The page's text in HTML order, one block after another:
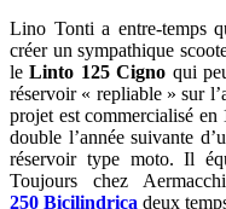
Lino Tonti a entre-temps
créer un sympathique
leLinto 125 Cigno qui
réservoir « repliable » sur
projet est commercialisé en
double l’année suivante
réservoir type moto. Il
Toujours chez
250 Bicilindrica deux